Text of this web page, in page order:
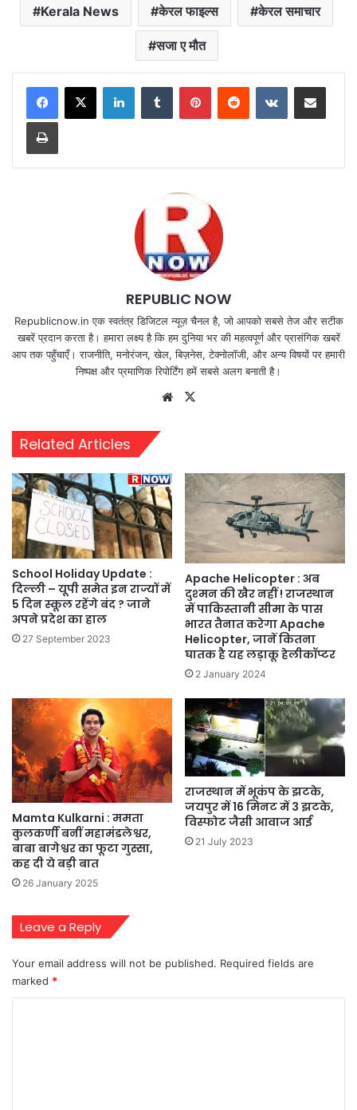
Kerala News केरल फाइल्स केरल समाचार
सजा ए मौत
LinkedInTumblr PinterestReddit VKontakteShare via Email
Print
REPUBLIC NOW
Republicnow.in एक स्वतंत्र डिजिटल न्यूज़ चैनल है, जो आपको सबसे तेज और सटीक
खबरें प्रदान करता है। हमारा लक्ष्य है कि हम दुनिया भर की महत्वपूर्ण और प्रासंगिक खबरें
आप तक पहुँचाएँ। राजनीति, मनोरंजन, खेल, बिज़नेस, टेक्नोलॉजी, और अन्य विषयों पर हमारी
निष्पक्ष और प्रमाणिक रिपोर्टिंग हमें सबसे अलग बनाती है।
Website
Related Articles
School Holiday Update :
दिल्ली – यूपी समेत इन राज्यों में
5 दिन स्कूल रहेंगे बंद ? जाने
अपने प्रदेश का हाल
27 September 2023
Apache Helicopter : अब
दुश्‍मन की खैर नहीं ! राजस्थान
में पाकिस्तानी सीमा के पास
भारत तैनात करेगा Apache
Helicopter, जानें कितना
घातक है यह लड़ाकू हेलीकॉप्‍टर
2 January 2024
Mamta Kulkarni : ममता
कुलकर्णी बनीं महामंडलेश्वर,
बाबा बागेश्वर का फूटा गुस्सा,
कह दी ये बड़ी बात
26 January 2025
राजस्थान में भूकंप के झटके,
जयपुर में 16 मिनट में 3 झटके,
विस्फोट जैसी आवाज आई
21 July 2023
Leave a Reply
Your email address will not be published. Required fields are
marked *